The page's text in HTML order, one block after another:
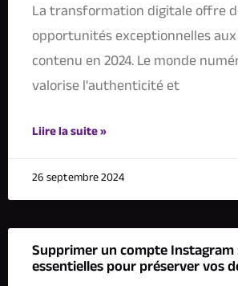
La transformation digitale offre
opportunités exceptionnelles
contenu en 2024. Le monde
valorise l'authenticité et
Liire la suite »
26 septembre 2024
Supprimer un compte Instagram
essentielles pour préserver vos